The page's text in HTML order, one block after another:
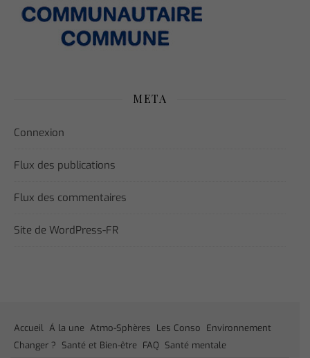
META
Connexion
Flux des publications
Flux des commentaires
Site de WordPress-FR
Accueil Á la une Atmo-Sphères Les Conso Environnement
Changer ? Santé et Bien-être FAQ Santé mentale